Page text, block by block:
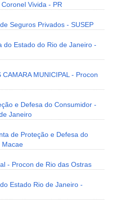
Vivida - PR
Seguros Privados - SUSEP
do Estado do Rio de Janeiro -
CAMARA MUNICIPAL - Procon
e Defesa do Consumidor -
Janeiro
de Proteção e Defesa do
Macae
- Procon de Rio das Ostras
Estado Rio de Janeiro -